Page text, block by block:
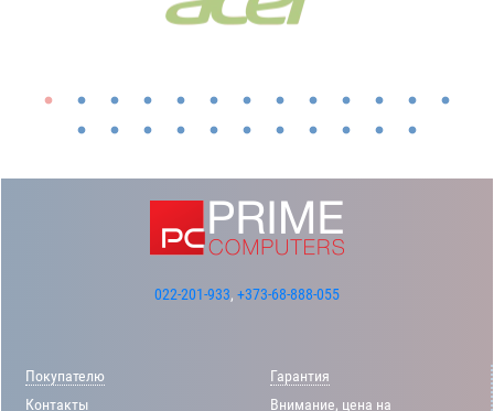
022-201-933, +373-68-888-055
Покупателю
Контакты
Гарантия
Внимание, цена на